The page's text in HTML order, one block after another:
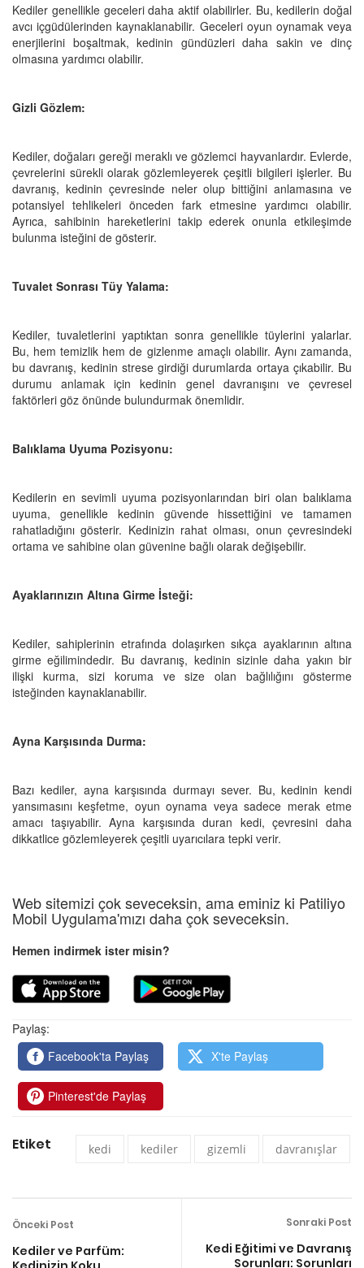
Kediler genellikle geceleri daha aktif olabilirler. Bu, kedilerin doğal
avcı içgüdülerinden kaynaklanabilir. Geceleri oyun oynamak veya
enerjilerini boşaltmak, kedinin gündüzleri daha sakin ve dinç
olmasına yardımcı olabilir.
Gizli Gözlem:
Kediler, doğaları gereği meraklı ve gözlemci hayvanlardır. Evlerde,
çevrelerini sürekli olarak gözlemleyerek çeşitli bilgileri işlerler. Bu
davranış, kedinin çevresinde neler olup bittiğini anlamasına ve
potansiyel tehlikeleri önceden fark etmesine yardımcı olabilir.
Ayrıca, sahibinin hareketlerini takip ederek onunla etkileşimde
bulunma isteğini de gösterir.
Tuvalet Sonrası Tüy Yalama:
Kediler, tuvaletlerini yaptıktan sonra genellikle tüylerini yalarlar.
Bu, hem temizlik hem de gizlenme amaçlı olabilir. Aynı zamanda,
bu davranış, kedinin strese girdiği durumlarda ortaya çıkabilir. Bu
durumu anlamak için kedinin genel davranışını ve çevresel
faktörleri göz önünde bulundurmak önemlidir.
Balıklama Uyuma Pozisyonu:
Kedilerin en sevimli uyuma pozisyonlarından biri olan balıklama
uyuma, genellikle kedinin güvende hissettiğini ve tamamen
rahatladığını gösterir. Kedinizin rahat olması, onun çevresindeki
ortama ve sahibine olan güvenine bağlı olarak değişebilir.
Ayaklarınızın Altına Girme İsteği:
Kediler, sahiplerinin etrafında dolaşırken sıkça ayaklarının altına
girme eğilimindedir. Bu davranış, kedinin sizinle daha yakın bir
ilişki kurma, sizi koruma ve size olan bağlılığını gösterme
isteğinden kaynaklanabilir.
Ayna Karşısında Durma:
Bazı kediler, ayna karşısında durmayı sever. Bu, kedinin kendi
yansımasını keşfetme, oyun oynama veya sadece merak etme
amacı taşıyabilir. Ayna karşısında duran kedi, çevresini daha
dikkatlice gözlemleyerek çeşitli uyarıcılara tepki verir.
Web sitemizi çok seveceksin, ama eminiz ki Patiliyo
Mobil Uygulama'mızı daha çok seveceksin.
Hemen indirmek ister misin?
Paylaş:
Facebook'ta Paylaş
X'te Paylaş
Pinterest'de Paylaş
Etiket kedi kediler gizemli davranışlar
Önceki Post
Kediler ve Parfüm:
Sonraki Post
Kedi Eğitimi ve Davranış
Sorunları: Sorunları